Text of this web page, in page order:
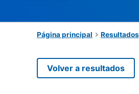
Página principal Resultados
Volver a resultados